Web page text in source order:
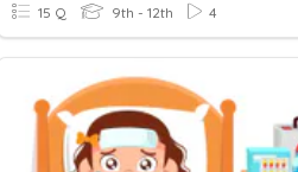
15 Q 9th - 12th 4